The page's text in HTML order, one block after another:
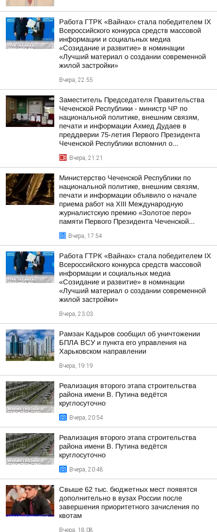
Работа ГТРК «Вайнах» стала победителем IX
Всероссийского конкурса средств массовой
информации и социальных медиа
«Созидание и развитие» в номинации
«Лучший материал о создании современной
жилой застройки»
Вчера, 22:55
Заместитель Председателя Правительства
Чеченской Республики - министр ЧР по
национальной политике, внешним связям,
печати и информации Ахмед Дудаев в
преддверии 75-летия Первого Президента
Чеченской Республики вспомнил о...
Вчера, 21:21
Министерство Чеченской Республики по
национальной политике, внешним связям,
печати и информации объявило о начале
приема работ на XIII Международную
журналистскую премию «Золотое перо»
памяти Первого Президента Чеченской...
Вчера, 17:54
Работа ГТРК «Вайнах» стала победителем IX
Всероссийского конкурса средств массовой
информации и социальных медиа
«Созидание и развитие» в номинации
«Лучший материал о создании современной
жилой застройки»
Вчера, 23:03
Рамзан Кадыров сообщил об уничтожении
БПЛА ВСУ и пункта его управления на
Харьковском направлении
Вчера, 19:19
Реализация второго этапа строительства
района имени В. Путина ведётся
круглосуточно
Вчера, 20:54
Реализация второго этапа строительства
района имени В. Путина ведётся
круглосуточно
Вчера, 20:48
Свыше 62 тыс. бюджетных мест появятся
дополнительно в вузах России после
завершения приоритетного зачисления по
квотам
Вчера, 18:08